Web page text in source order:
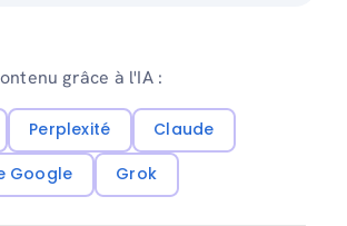
grâce à l'IA :
Perplexité
Claude
Google
Grok